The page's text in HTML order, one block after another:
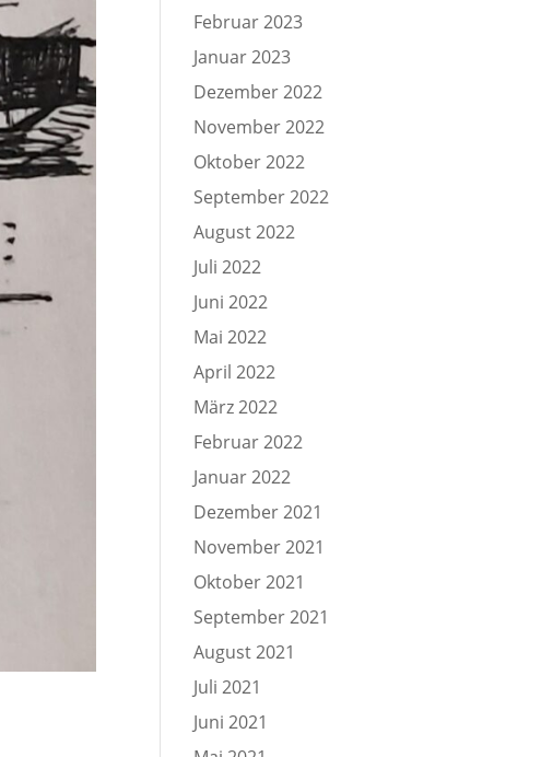
Februar 2023
Januar 2023
Dezember 2022
November 2022
Oktober 2022
September 2022
August 2022
Juli 2022
Juni 2022
Mai 2022
April 2022
März 2022
Februar 2022
Januar 2022
Dezember 2021
November 2021
Oktober 2021
September 2021
August 2021
Juli 2021
Juni 2021